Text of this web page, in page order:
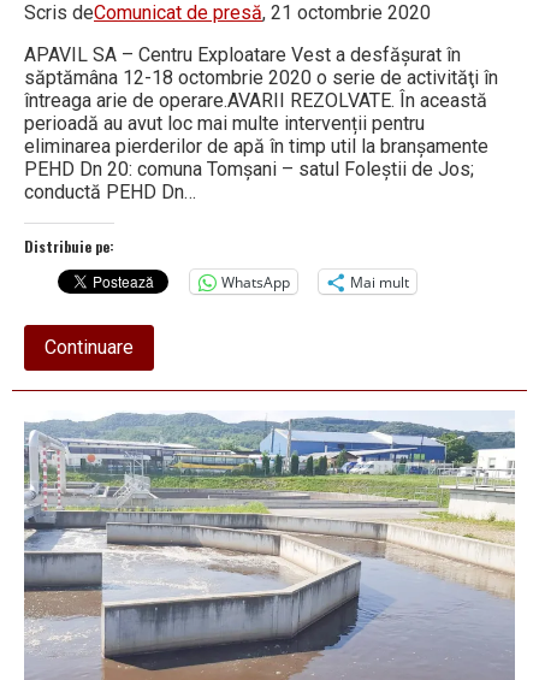
Scris deComunicat de presă, 21 octombrie 2020
APAVIL SA – Centru Exploatare Vest a desfăşurat în
săptămâna 12-18 octombrie 2020 o serie de activităţi în
întreaga arie de operare.AVARII REZOLVATE. În această
perioadă au avut loc mai multe intervenții pentru
eliminarea pierderilor de apă în timp util la branșamente
PEHD Dn 20: comuna Tomșani – satul Foleștii de Jos;
conductă PEHD Dn…
Distribuie pe:
WhatsApp
Mai mult
Continuareabout
Activitate
intensă
Apavil
S.A.
–
Centru
Vest